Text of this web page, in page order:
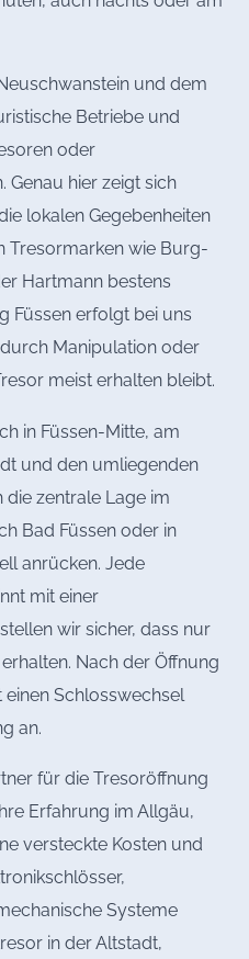
und dem
Betriebe und
oder
Genau hier zeigt sich
lokalen Gegebenheiten
Tresormarken wie Burg-
Hartmann bestens
Füssen erfolgt bei uns
Manipulation oder
meist erhalten bleibt.
in Füssen-Mitte, am
und den umliegenden
die zentrale Lage im
Bad Füssen oder in
anrücken. Jede
mit einer
wir sicher, dass nur
Nach der Öffnung
Schlosswechsel
an.
für die Tresoröffnung
Erfahrung im Allgäu,
versteckte Kosten und
Systeme
in der Altstadt,